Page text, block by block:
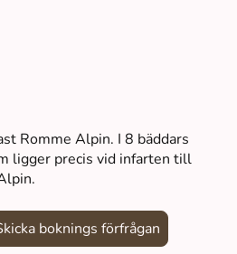
Romme Alpin. I 8 bäddars
ligger precis vid infarten till
boknings förfrågan